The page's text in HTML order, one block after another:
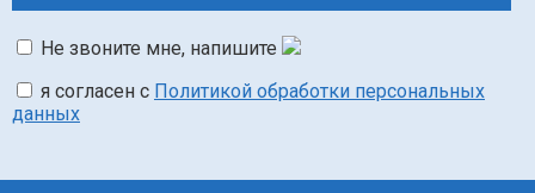
Не звоните мне, напишите
я согласен с Политикой обработки персональных
данных